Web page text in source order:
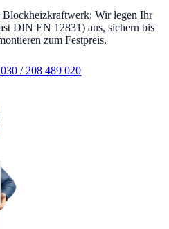
Blockheizkraftwerk: Wir legen Ihr
DIN EN 12831) aus, sichern bis
zum Festpreis.
030 / 208 489 020